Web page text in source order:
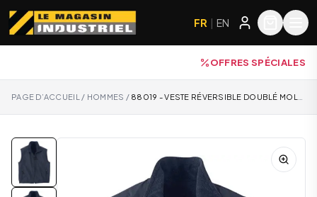
FR | EN
OFFRES SPÉCIALES
PAGE D’ACCUEIL / HOMMES / 88019 - VESTE RÉVERSIBLE DOUBLÉ MOLLETON